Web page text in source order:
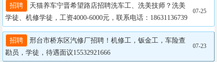
招聘
天猫养车宁晋希望路店招聘洗车工、洗美技师？洗美
学徒、机修学徒，工资4000-6000元，联系电话：18631136739
07-25
招聘
邢台市桥东区汽修厂招聘！机修工，钣金工，车险查
勘员，学徒，待遇面议15532921666
07-23